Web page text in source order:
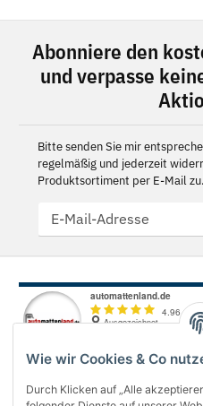
Wie wir Cookies & Co
Durch Klicken auf „Alle
Abonniere den
und verpasse
Bitte senden Sie mir
regelmäßig und jederzeit
Produktsortiment per E-Mail zu.